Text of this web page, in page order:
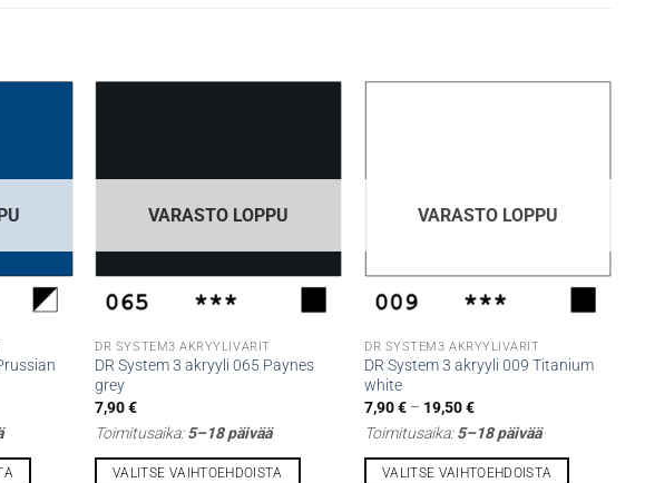
VARASTO LOPPU
DR SYSTEM3 AKRYYLIVÄRIT
DR System 3 akryyli 065 Paynes
grey
7,90€
Toimitusaika:5–18 päivää
VALITSE VAIHTOEHDOISTA
VARASTO LOPPU
DR SYSTEM3 AKRYYLIVÄRIT
DR System 3 akryyli 009 Titanium
white
7,90€ – 19,50€Hintaluokka:
-
19,50 €
Toimitusaika:5–18 päivää
VALITSE VAIHTOEHDOISTA